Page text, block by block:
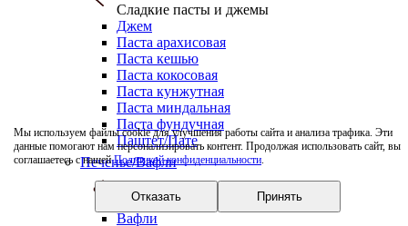
Мы используем файлы cookie для улучшения работы сайта и анализа трафика. Эти
данные помогают нам персонализировать контент. Продолжая использовать сайт, вы
соглашаетесь с нашейПолитикой конфиденциальности.
Отказать Принять
Сладкие пасты и джемы
Джем
Паста арахисовая
Паста кешью
Паста кокосовая
Паста кунжутная
Паста миндальная
Паста фундучная
Паштет/Пате
Печенье/Вафли
Печенье/Вафли
Вафли